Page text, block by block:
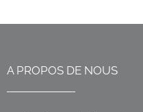
A PROPOS DE NOUS